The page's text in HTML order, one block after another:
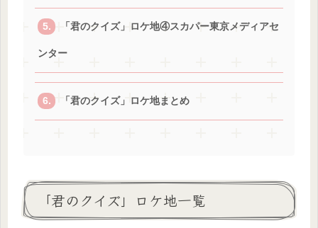
「君のクイズ」ロケ地④スカパー東京メディアセ
ンター
「君のクイズ」ロケ地まとめ
「君のクイズ」ロケ地一覧